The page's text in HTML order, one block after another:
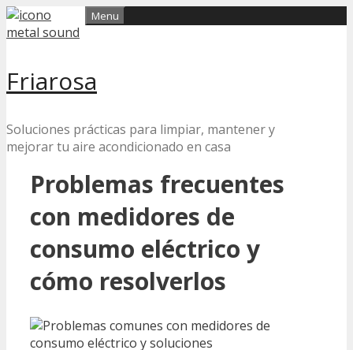
Skip
to
Friarosa
Soluciones prácticas para limpiar, mantener y
mejorar tu aire acondicionado en casa
Menu
Problemas frecuentes
con medidores de
consumo eléctrico y
cómo resolverlos